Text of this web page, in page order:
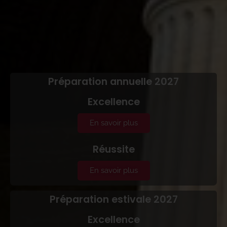
Préparation annuelle 2027
Excellence
En savoir plus
Réussite
En savoir plus
Préparation estivale 2027
Excellence